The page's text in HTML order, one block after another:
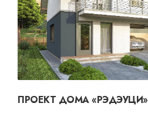
ПРОЕКТ ДОМА «РЭДЭУЦИ»